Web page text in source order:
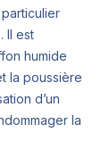
Il est
humide
la poussière
d’un
la